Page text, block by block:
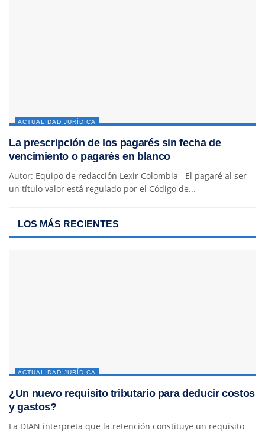
ACTUALIDAD JURÍDICA
La prescripción de los pagarés sin fecha de
vencimiento o pagarés en blanco
Autor: Equipo de redacción Lexir Colombia El pagaré al ser
un título valor está regulado por el Código de...
LOS MÁS RECIENTES
ACTUALIDAD JURÍDICA
¿Un nuevo requisito tributario para deducir costos
y gastos?
La DIAN interpreta que la retención constituye un requisito